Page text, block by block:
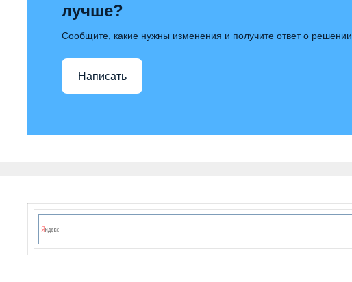
лучше?
Сообщите, какие нужны изменения и получите ответ о решении
Написать